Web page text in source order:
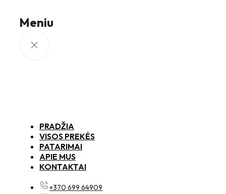
Meniu
PRADŽIA
VISOS PREKĖS
PATARIMAI
APIE MUS
KONTAKTAI
+370 699 64909